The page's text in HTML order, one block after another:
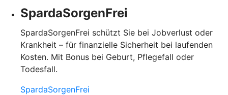
SpardaSorgenFrei
SpardaSorgenFrei schützt Sie bei Jobverlust oder
Krankheit – für finanzielle Sicherheit bei laufenden
Kosten. Mit Bonus bei Geburt, Pflegefall oder
Todesfall.
SpardaSorgenFrei